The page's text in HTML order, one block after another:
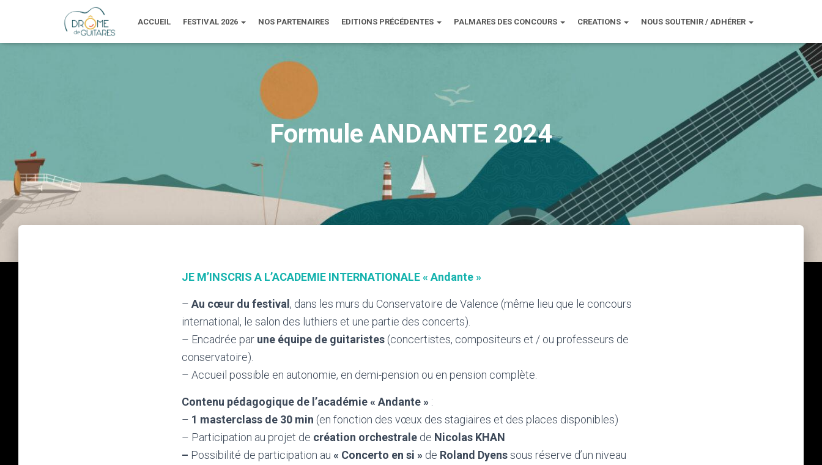
ACCUEIL FESTIVAL 2026 NOS PARTENAIRES EDITIONS PRÉCÉDENTES PALMARES DES CONCOURS CREATIONS NOUS SOUTENIR / ADHÉRER
Formule ANDANTE 2024
JE M’INSCRIS A L’ACADEMIE INTERNATIONALE « Andante »
– Au cœur du festival , dans les murs du Conservatoire de Valence (même lieu que le concours
international, le salon des luthiers et une partie des concerts).
– Encadrée par une équipe de guitaristes (concertistes, compositeurs et / ou professeurs de
conservatoire).
– Accueil possible en autonomie, en demi-pension ou en pension complète.
Contenu pédagogique de l’académie « Andante » :
– 1 masterclass de 30 min (en fonction des vœux des stagiaires et des places disponibles)
– Participation au projet de création orchestrale de Nicolas KHAN
– Possibilité de participation au « Concerto en si » de Roland Dyenssous réserve d’un niveau